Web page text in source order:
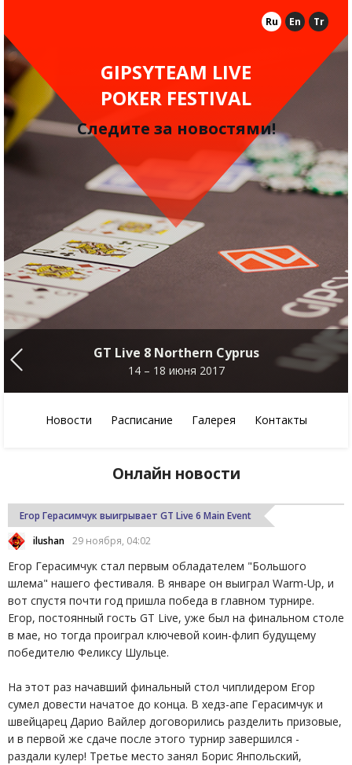
En
Ru Tr
GIPSYTEAM LIVE
POKER FESTIVAL
Следите за новостями!
GT Live 8 Northern Cyprus
14 – 18 июня 2017
Новости Расписание Галерея Контакты
Онлайн новости
Егор Герасимчук выигрывает GT Live 6 Main Event
ilushan 29 ноября, 04:02
Егор Герасимчук стал первым обладателем "Большого
шлема" нашего фестиваля. В январе он выиграл Warm-Up, и
вот спустя почти год пришла победа в главном турнире.
Егор, постоянный гость GT Live, уже был на финальном столе
в мае, но тогда проиграл ключевой коин-флип будущему
победителю Феликсу Шульце.
На этот раз начавший финальный стол чиплидером Егор
сумел довести начатое до конца. В хедз-апе Герасимчук и
швейцарец Дарио Вайлер договорились разделить призовые,
и в первой же сдаче после этого турнир завершился -
раздали кулер! Третье место занял Борис Янпольский,